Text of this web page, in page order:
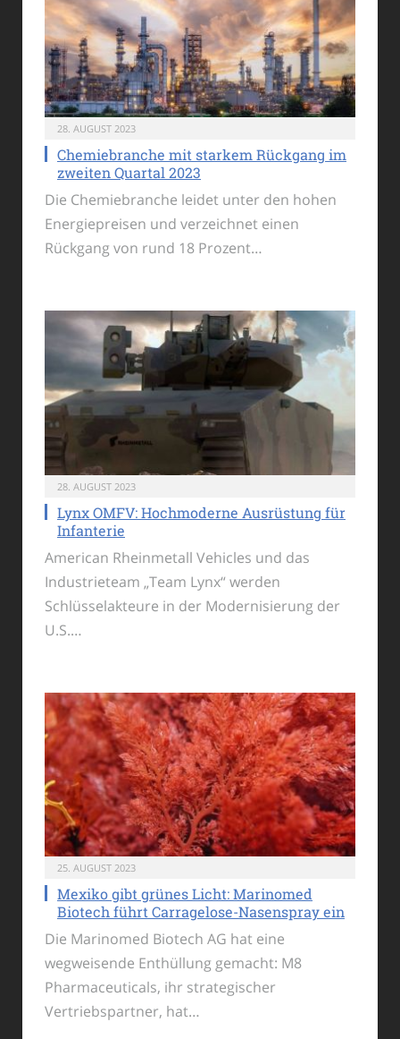
28. AUGUST 2023
Chemiebranche mit starkem Rückgang im
zweiten Quartal 2023
Die Chemiebranche leidet unter den hohen
Energiepreisen und verzeichnet einen
Rückgang von rund 18 Prozent…
28. AUGUST 2023
Lynx OMFV: Hochmoderne Ausrüstung für
Infanterie
American Rheinmetall Vehicles und das
Industrieteam „Team Lynx“ werden
Schlüsselakteure in der Modernisierung der
U.S.…
25. AUGUST 2023
Mexiko gibt grünes Licht: Marinomed
Biotech führt Carragelose-Nasenspray ein
Die Marinomed Biotech AG hat eine
wegweisende Enthüllung gemacht: M8
Pharmaceuticals, ihr strategischer
Vertriebspartner, hat…